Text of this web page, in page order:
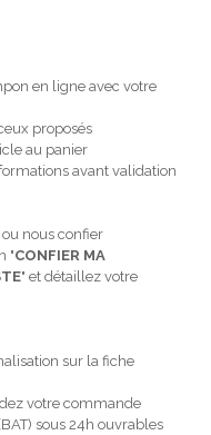
en ligne avec votre
proposés
au panier
avant validation
nous confier
"CONFIER MA
" et détaillez votre
sur la fiche
votre commande
sous 24h ouvrables